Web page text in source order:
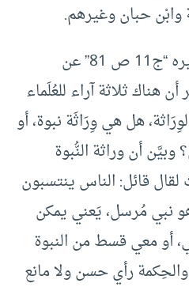
وابْن حبان وغيرهم.
في تفسيره “ج11 ص 81” عن
أن هناك ثلاثة آراء للعُلَماء
هل هي وِرَاثَة نبوة، أو
وبيَّن أن وراثة النُّبوة
قائل: الناس ينتسبون
نبي مُرسل، يَعني يمكن
أو معي قسط من النبوة
والحِكمة رأي حسن ولا مانع